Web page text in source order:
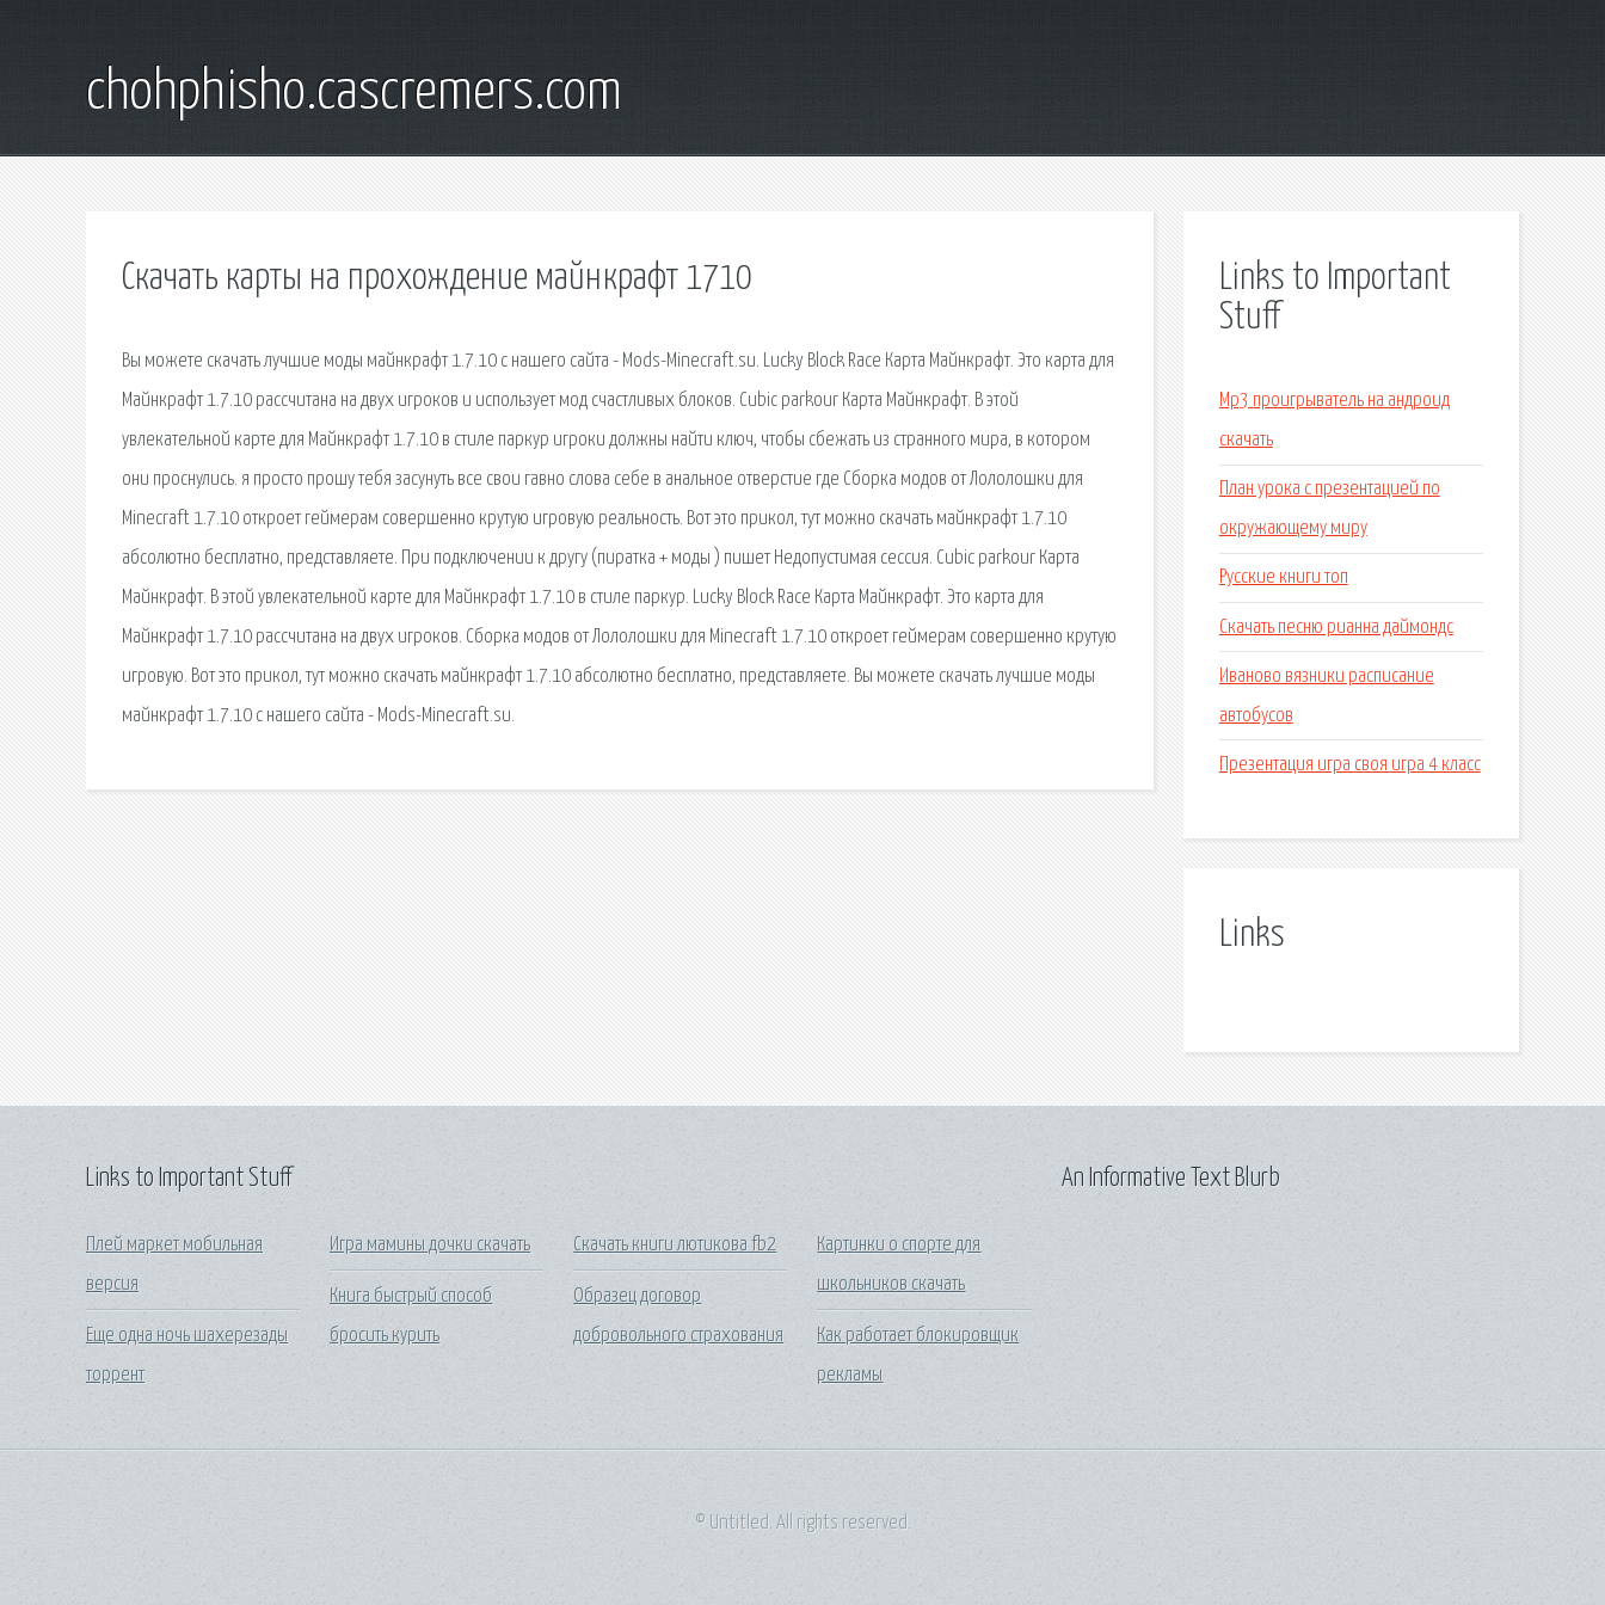
chohphisho.cascremers.com
Скачать карты на прохождение майнкрафт 1710
Вы можете скачать лучшие моды майнкрафт 1.7.10 с нашего сайта - Mods-Minecraft.su. Lucky Block Race Карта Майнкрафт. Это карта для
Майнкрафт 1.7.10 рассчитана на двух игроков и использует мод счастливых блоков. Cubic parkour Карта Майнкрафт. В этой
увлекательной карте для Майнкрафт 1.7.10 в стиле паркур игроки должны найти ключ, чтобы сбежать из странного мира, в котором
они проснулись. я просто прошу тебя засунуть все свои гавно слова себе в анальное отверстие где Сборка модов от Лололошки для
Minecraft 1.7.10 откроет геймерам совершенно крутую игровую реальность. Вот это прикол, тут можно скачать майнкрафт 1.7.10
абсолютно бесплатно, представляете. При подключении к другу (пиратка + моды ) пишет Недопустимая сессия. Cubic parkour Карта
Майнкрафт. В этой увлекательной карте для Майнкрафт 1.7.10 в стиле паркур. Lucky Block Race Карта Майнкрафт. Это карта для
Майнкрафт 1.7.10 рассчитана на двух игроков. Сборка модов от Лололошки для Minecraft 1.7.10 откроет геймерам совершенно крутую
игровую. Вот это прикол, тут можно скачать майнкрафт 1.7.10 абсолютно бесплатно, представляете. Вы можете скачать лучшие моды
майнкрафт 1.7.10 с нашего сайта - Mods-Minecraft.su.
Links to Important
Stuff
Мр3 проигрыватель на андроид
скачать
План урока с презентацией по
окружающему миру
Русские книги топ
Скачать песню рианна даймондс
Иваново вязники расписание
автобусов
Презентация игра своя игра 4 класс
Links
Links to Important Stuff
Плей маркет мобильная
версия
Еще одна ночь шахерезады
торрент
Игра мамины дочки скачать
Книга быстрый способ
бросить курить
Скачать книги лютикова fb2
Образец договор
добровольного страхования
Картинки о спорте для
школьников скачать
Как работает блокировщик
рекламы
An Informative Text Blurb
© Untitled. All rights reserved.